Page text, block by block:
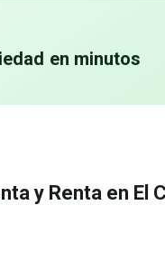
y Renta en El
en minutos